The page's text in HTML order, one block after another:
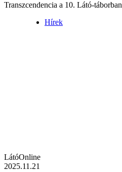
Transzcendencia a 10. Látó-táborban
Hírek
LátóOnline
2025.11.21